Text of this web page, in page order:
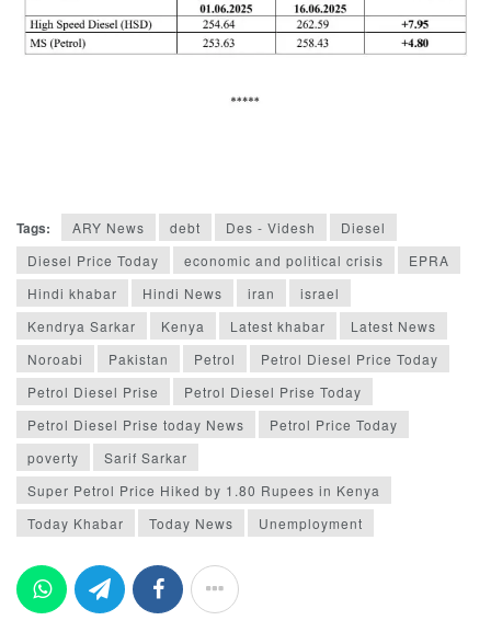
Tags: ARY News debt Des - Videsh
Diesel
Diesel Price Today
economic and political crisis
EPRA
Hindi khabar
Hindi News iran
israel
Kendrya Sarkar
Kenya Latest khabar
Latest News
Noroabi
Pakistan Petrol
Petrol Diesel Price Today
Petrol Diesel Prise
Petrol Diesel Prise Today
Petrol Diesel Prise today News
Petrol Price Today
poverty
Sarif Sarkar
Super Petrol Price Hiked by 1.80 Rupees in Kenya
Today Khabar
Today News Unemployment